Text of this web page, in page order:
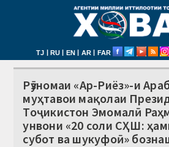
TJ | RU | EN | AR | FAR
Рӯзномаи «Ар-Риёз»-и
муҳтавои мақолаи
Тоҷикистон Эмомалӣ
унвони «20 соли СҲШ:
субот ва шукуфоӣ»